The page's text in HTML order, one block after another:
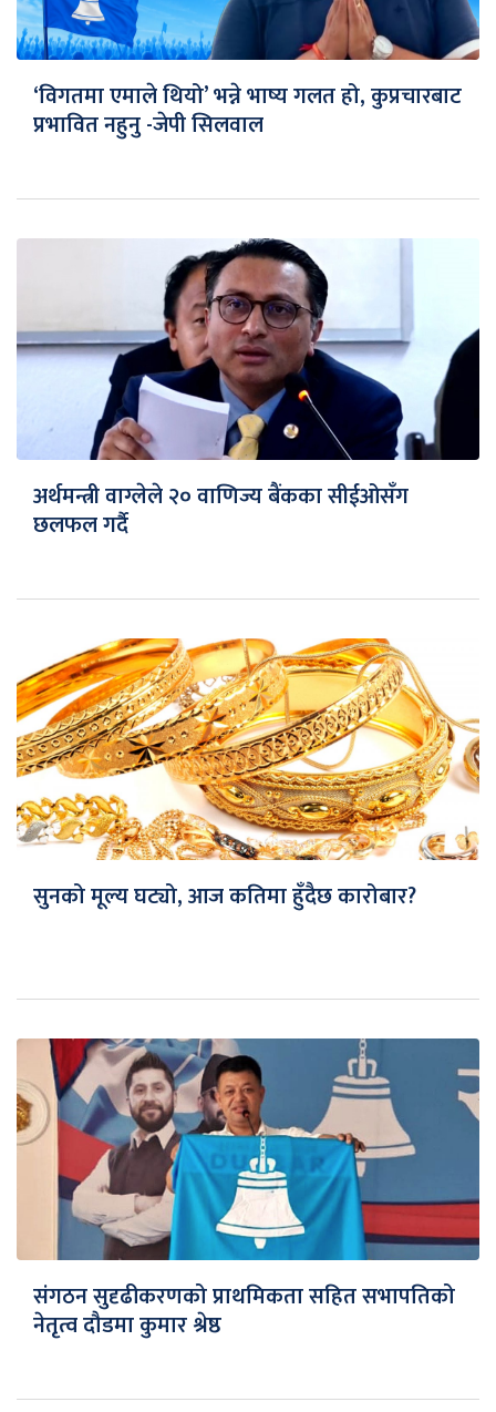
‘विगतमा एमाले थियो’ भन्ने भाष्य गलत हो, कुप्रचारबाट
प्रभावित नहुनु -जेपी सिलवाल
अर्थमन्त्री वाग्लेले २० वाणिज्य बैंकका सीईओसँग
छलफल गर्दै
सुनको मूल्य घट्यो, आज कतिमा हुँदैछ कारोबार?
संगठन सुदृढीकरणको प्राथमिकता सहित सभापतिको
नेतृत्व दौडमा कुमार श्रेष्ठ